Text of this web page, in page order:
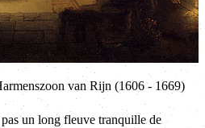
van Rijn (1606 - 1669)
pas un long fleuve tranquille de